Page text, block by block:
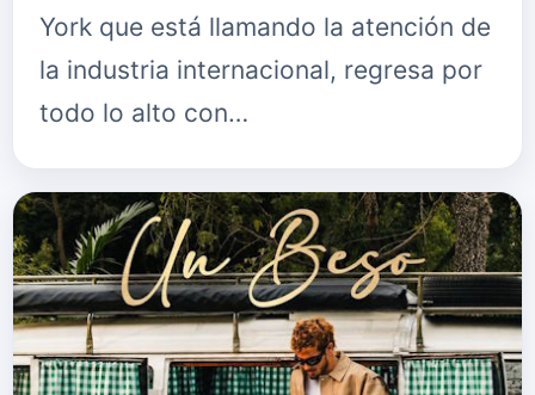
York que está llamando la atención de
la industria internacional, regresa por
todo lo alto con…